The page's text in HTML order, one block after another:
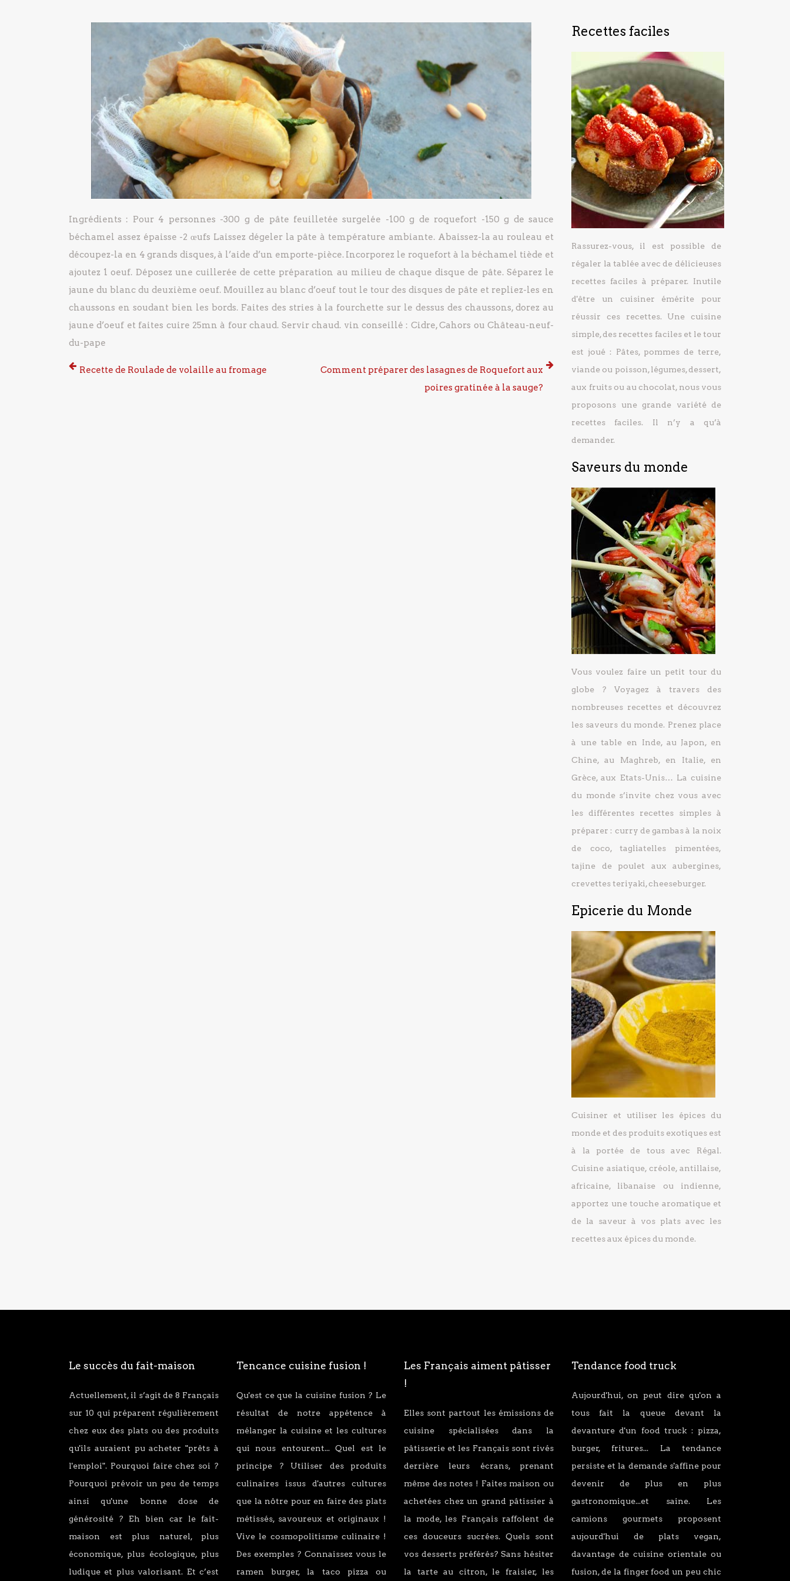
Ingrédients : Pour 4 personnes -300 g de pâte feuilletée surgelée -100 g de roquefort -150 g de sauce
béchamel assez épaisse -2 œufs Laissez dégeler la pâte à température ambiante.Abaissez-la au rouleau et
découpez-la en 4 grands disques, à l’aide d’un emporte-pièce.Incorporez le roquefort à la béchamel tiède et
ajoutez 1 oeuf. Déposez une cuillerée de cette préparation au milieu de chaque disque de pâte.Séparez le
jaune du blanc du deuxième oeuf. Mouillez au blanc d’oeuf tout le tour des disques de pâte et repliez-les en
chaussons en soudant bien les bords.Faites des stries à la fourchette sur le dessus des chaussons, dorez au
jaune d’oeuf et faites cuire 25mn à four chaud. Servir chaud. vin conseillé : Cidre, Cahors ou Château-neuf-
du-pape
Recette de Roulade de volaille au fromage
Comment préparer des lasagnes de Roquefort aux
poires gratinée à la sauge?
Recettes faciles
Rassurez-vous, il est possible de
régaler la tablée avec de délicieuses
recettes faciles à préparer. Inutile
d'être un cuisiner émérite pour
réussir ces recettes. Une cuisine
simple, des recettes faciles et le tour
est joué : Pâtes, pommes de terre,
viande ou poisson, légumes, dessert,
aux fruits ou au chocolat, nous vous
proposons une grande variété de
recettes faciles. Il n’y a qu’à
demander.
Saveurs du monde
Vous voulez faire un petit tour du
globe ? Voyagez à travers des
nombreuses recettes et découvrez
les saveurs du monde. Prenez place
à une table en Inde, au Japon, en
Chine, au Maghreb, en Italie, en
Grèce, aux Etats-Unis… La cuisine
du monde s’invite chez vous avec
les différentes recettes simples à
préparer : curry de gambas à la noix
de coco, tagliatelles pimentées,
tajine de poulet aux aubergines,
crevettes teriyaki, cheeseburger.
Epicerie du Monde
Cuisiner et utiliser les épices du
monde et des produits exotiques est
à la portée de tous avec Régal.
Cuisine asiatique, créole, antillaise,
africaine, libanaise ou indienne,
apportez une touche aromatique et
de la saveur à vos plats avec les
recettes aux épices du monde.
Le succès du fait-maison
Actuellement, il s’agit de 8 Français
sur 10 qui préparent régulièrement
chez eux des plats ou des produits
qu'ils auraient pu acheter "prêts à
l'emploi". Pourquoi faire chez soi ?
Pourquoi prévoir un peu de temps
ainsi qu'une bonne dose de
générosité ? Eh bien car le fait-
maison est plus naturel, plus
économique, plus écologique, plus
ludique et plus valorisant. Et c’est
Tencance cuisine fusion !
Qu'est ce que la cuisine fusion ? Le
résultat de notre appétence à
mélanger la cuisine et les cultures
qui nous entourent... Quel est le
principe ? Utiliser des produits
culinaires issus d'autres cultures
que la nôtre pour en faire des plats
métissés, savoureux et originaux !
Vive le cosmopolitisme culinaire !
Des exemples ? Connaissez vous le
ramen burger, la taco pizza ou
Les Français aiment pâtisser
!
Elles sont partout les émissions de
cuisine spécialisées dans la
pâtisserie et les Français sont rivés
derrière leurs écrans, prenant
même des notes ! Faites maison ou
achetées chez un grand pâtissier à
la mode, les Français raffolent de
ces douceurs sucrées. Quels sont
vos desserts préférés? Sans hésiter
la tarte au citron, le fraisier, les
Tendance food truck
Aujourd'hui, on peut dire qu'on a
tous fait la queue devant la
devanture d'un food truck : pizza,
burger, fritures... La tendance
persiste et la demande s'affine pour
devenir de plus en plus
gastronomique...et saine. Les
camions gourmets proposent
aujourd'hui de plats vegan,
davantage de cuisine orientale ou
fusion, de la finger food un peu chic